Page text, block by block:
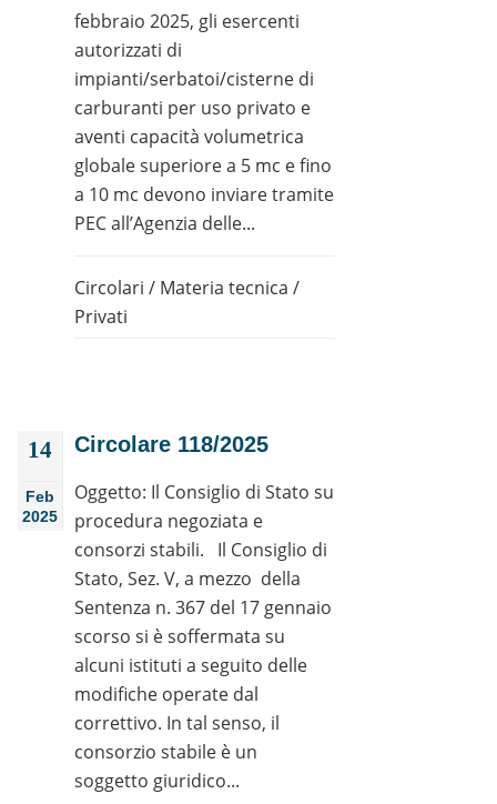
febbraio 2025, gli esercenti
autorizzati di
impianti/serbatoi/cisterne di
carburanti per uso privato e
aventi capacità volumetrica
globale superiore a 5 mc e fino
a 10 mc devono inviare tramite
PEC all’Agenzia delle...
Circolari / Materia tecnica /
Privati
14
Feb
2025
Circolare 118/2025
Oggetto: Il Consiglio di Stato su
procedura negoziata e
consorzi stabili. Il Consiglio di
Stato, Sez. V, a mezzo della
Sentenza n. 367 del 17 gennaio
scorso si è soffermata su
alcuni istituti a seguito delle
modifiche operate dal
correttivo. In tal senso, il
consorzio stabile è un
soggetto giuridico...